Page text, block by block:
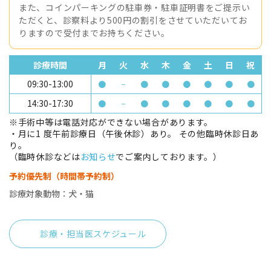
また、コインパーキングの駐車券・駐車証明書をご提示い
ただくと、診察料より500円の割引をさせていただいてお
りますので受付までお持ちください。
診療時間 月 火 水 木 金 土 日
祝
09:30-13:00
● − ● ● ● ● ● ●
14:30-17:30 ● − ● ● ● ● ● ●
※手術中等は電話対応ができない場合があります。
・月に1 度午前診療日（午後休診）あり。 その他臨時休診日あ
り。
（臨時休診などはお知らせでご案内しております。）
予約優先制（時間帯予約制）
診療対象動物：犬・猫
診療・担当医スケジュール